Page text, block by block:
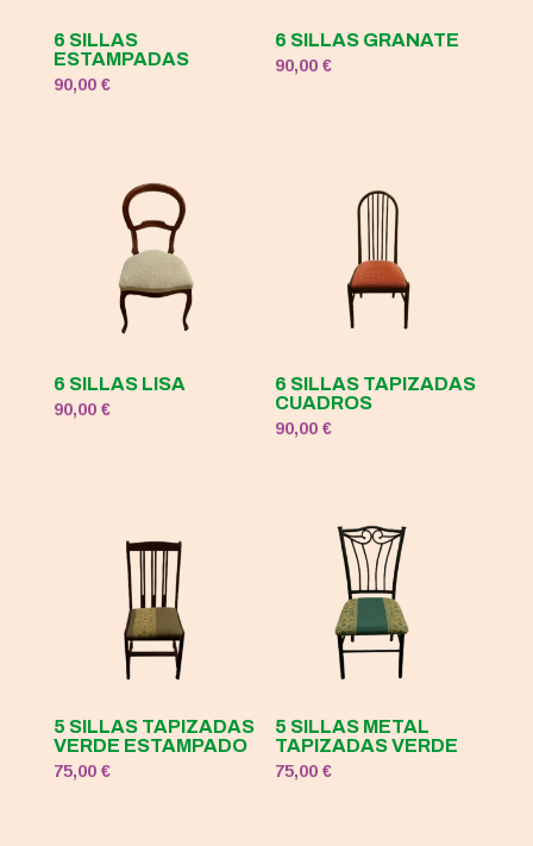
6 SILLAS
ESTAMPADAS
90,00 €
6 SILLAS GRANATE
90,00€
6 SILLAS LISA
90,00 €
6 SILLAS TAPIZADAS
CUADROS
90,00€
5 SILLAS TAPIZADAS
VERDE ESTAMPADO
75,00 €
5 SILLAS METAL
TAPIZADAS VERDE
75,00€